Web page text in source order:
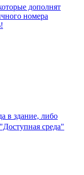
дополнят
номера
в здание, либо
среда"